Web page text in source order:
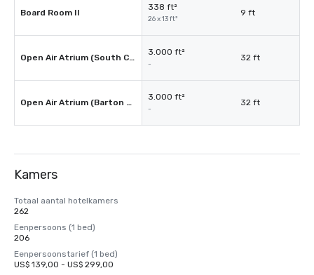
Board Room II
338 ft²
26 x 13 ft²
9 ft
Open Air Atrium (South Congress)
3.000 ft²
-
32 ft
Open Air Atrium (Barton Springs)
3.000 ft²
-
32 ft
Kamers
Totaal aantal hotelkamers
262
Eenpersoons (1 bed)
206
Eenpersoonstarief (1 bed)
US$ 139,00 - US$ 299,00